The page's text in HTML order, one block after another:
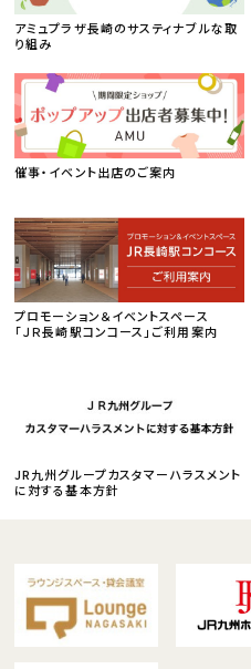
アミュプラザ長崎のサスティナブルな取
り組み
催事・イベント出店のご案内
プロモーション＆イベントスペース
「ＪＲ長崎駅コンコース」ご利用案内
JR九州グループカスタマーハラスメント
に対する基本方針